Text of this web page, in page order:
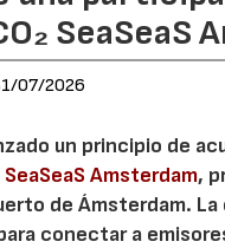
SeaSeaS
07/2026
un principio de
SeaSeaS Amsterdam,
de Ámsterdam.
conectar a